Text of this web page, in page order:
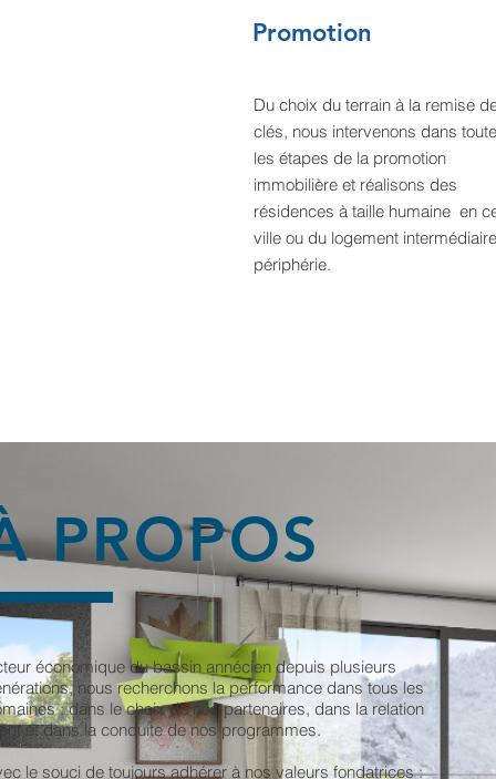
Promotion
Du choix du terrain à la remise
clés, nous intervenons dans
les étapes de la promotion
immobilière et réalisons des
résidences à taille humaine en
ville ou du logement
périphérie.
PROPOS
économique du bassin annécien depuis plusieurs
nous recherchons la performance dans tous les
: dans le choix de nos partenaires, dans la relation
et dans la conduite de nos programmes.
le souci de toujours adhérer à nos valeurs fondatrices :